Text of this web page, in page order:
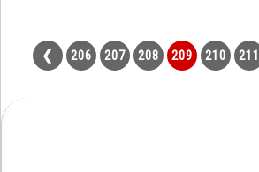
206 207 208 209 210 211